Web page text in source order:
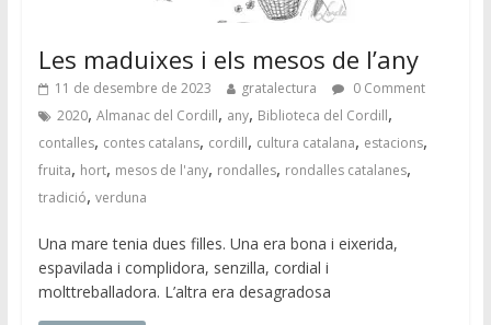
Les maduixes i els mesos de l’any
11 de desembre de 2023 gratalectura
0 Comment
2020, Almanac del Cordill, any, Biblioteca del Cordill,
contalles, contes catalans, cordill, cultura catalana, estacions,
fruita, hort, mesos de l'any, rondalles, rondalles catalanes,
tradició, verduna
Una mare tenia dues filles. Una era bona i eixerida,
espavilada i complidora, senzilla, cordial i
molttreballadora. L’altra era desagradosa